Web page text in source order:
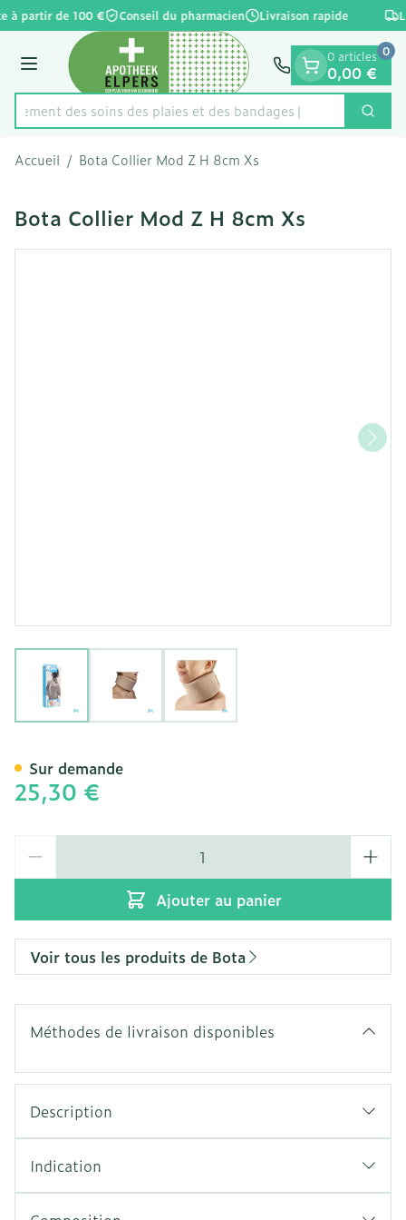
Aller au contenu
1 de 1
à partir de 100 € Conseil du pharmacien Livraison rapide
Menu
Rechercherdes soins des plaies et des bandages
0 articles
0,00 €
0
Accueil / Bota Collier Mod Z H 8cm Xs
Bota Collier Mod Z H 8cm Xs
View larger imageView larger imageView larger image
25,30 €
Ajouter au panier
Sur demande
Voir tous les produits de Bota
Méthodes de livraison disponibles
Description
Indication